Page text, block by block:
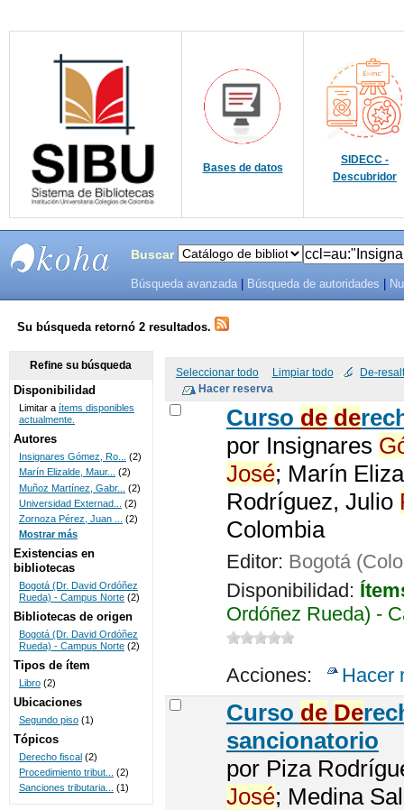
Bases de datos
SIDECC -
Descubridor
SISTEMAS
DE
BIBLIOTECAS
UNICOC
Buscar
Búsqueda avanzada Búsqueda de autoridades
Su búsqueda retornó 2 resultados.
Seleccionar todo Limpiar todo De-
Curso de de
por Insignares
José; Marín
Rodríguez, Julio
Colombia
Editor: Bogotá
Disponibilidad:
Ordóñez Rueda) -
Acciones: Hacer
Curso de De
sancionatorio
por Piza
José; Medina
Refine su búsqueda
Disponibilidad
Limitar a ítems disponibles
actualmente.
Autores
Insignares Gómez, Ro...
(2)
Marín Elizalde, Maur... (2)
Muñoz Martínez, Gabr...
(2)
Universidad Externad...
(2)
Zornoza Pérez, Juan ...
(2)
Mostrar más
Existencias en
bibliotecas
Bogotá (Dr. David Ordóñez
Rueda) - Campus Norte (2)
Bibliotecas de origen
Bogotá (Dr. David Ordóñez
Rueda) - Campus Norte (2)
Tipos de ítem
Libro (2)
Ubicaciones
Segundo piso (1)
Tópicos
Derecho fiscal (2)
Procedimiento tribut...
(2)
Sanciones tributaria... (1)